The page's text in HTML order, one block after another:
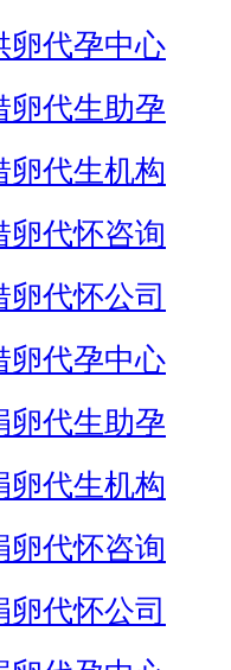
卵代孕中心
卵代生助孕
卵代生机构
卵代怀咨询
卵代怀公司
卵代孕中心
卵代生助孕
卵代生机构
卵代怀咨询
卵代怀公司